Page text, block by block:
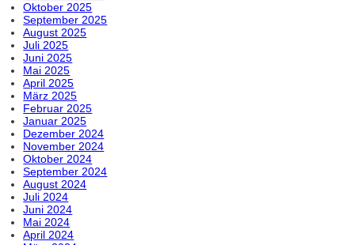
Oktober 2025
September 2025
August 2025
Juli 2025
Juni 2025
Mai 2025
April 2025
März 2025
Februar 2025
Januar 2025
Dezember 2024
November 2024
Oktober 2024
September 2024
August 2024
Juli 2024
Juni 2024
Mai 2024
April 2024